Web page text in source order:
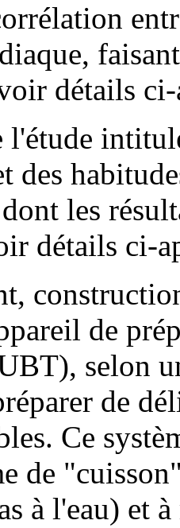
détails ci-
l'étude
des
les
détails ci-
de
selon
de
Ce
de
à l'eau) et